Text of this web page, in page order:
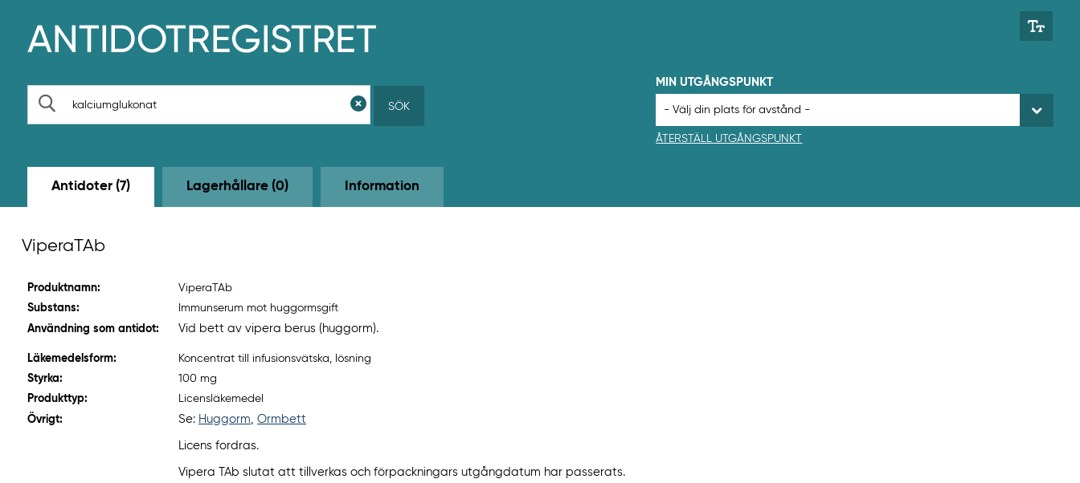
p
d
n
å
l
e
SÖK
MIN UTGÅNGSPUNKT
ÅTERSTÄLL UTGÅNGSPUNKT
Antidoter (7) Lagerhållare (0) Information
ViperaTAb
Produktnamn:
ViperaTAb
Substans:
Immunserum mot huggormsgift
Användning som antidot:
Vid bett av vipera berus (huggorm).
Läkemedelsform:
Koncentrat till infusionsvätska, lösning
Styrka:
100 mg
Produkttyp:
Licensläkemedel
Övrigt:
Se: Huggorm, Ormbett
Licens fordras.
Vipera TAb slutat att tillverkas och förpackningars utgångdatum har passerats.